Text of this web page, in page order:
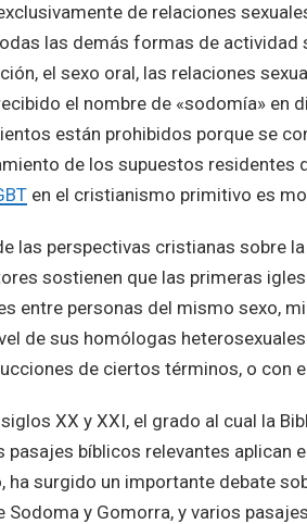
de relaciones
las demás formas de actividad
el sexo oral, las relaciones
el nombre de «sodomía» en
están prohibidos porque se
de los supuestos residentes
en el cristianismo primitivo es
las perspectivas cristianas sobre
sostienen que las primeras
entre personas del mismo sexo,
de sus homólogas
de ciertos términos, o con
XX y XXI, el grado al cual la
pasajes bíblicos relevantes aplican
ha surgido un importante debate
Sodoma y Gomorra, y varios